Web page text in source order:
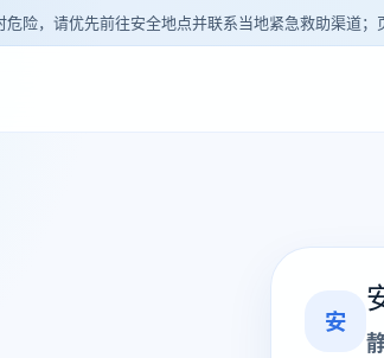
危险，请优先前往安全地点并联系当地紧急救助渠道；
安